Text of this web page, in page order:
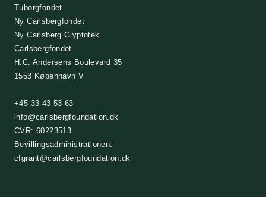
Tuborgfondet
Ny Carlsbergfondet
Ny Carlsberg Glyptotek
Carlsbergfondet
H.C. Andersens Boulevard 35
1553 København V
+45 33 43 53 63
info@carlsbergfoundation.dk
CVR: 60223513
Bevillingsadministrationen:
cfgrant@carlsbergfoundation.dk